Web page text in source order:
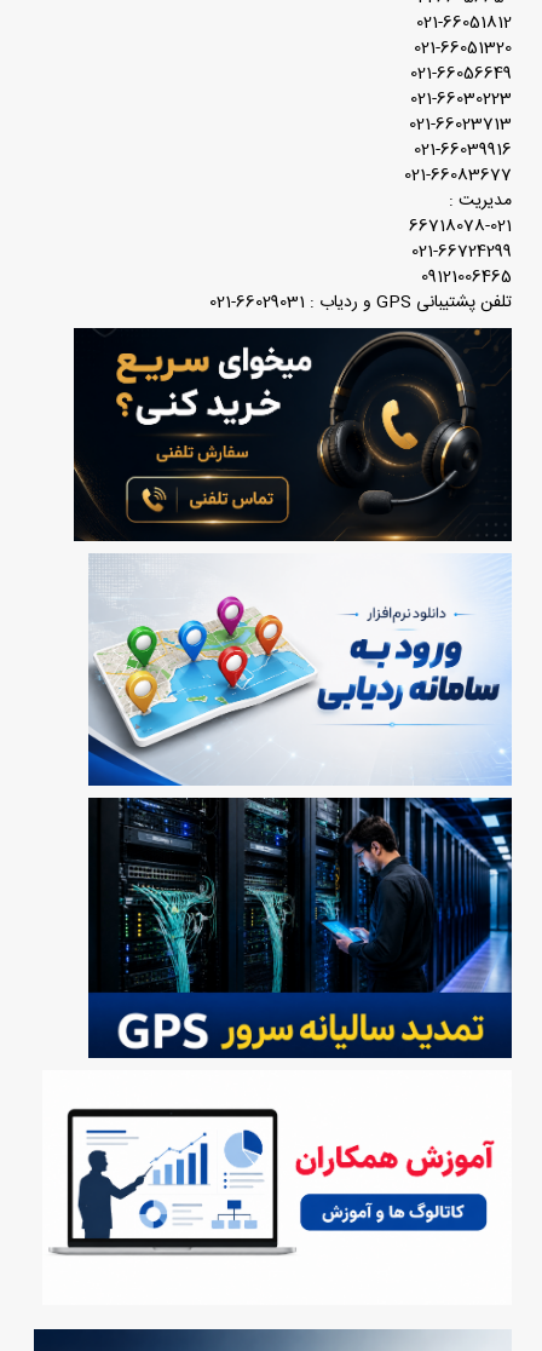
021-66051812
021-66051320
021-66056649
021-66030223
021-66023713
021-66039916
021-66083677
مدیریت :
66718078-021
021-66724299
09121006465
تلفن پشتیبانی GPS و ردیاب : 66029031-021